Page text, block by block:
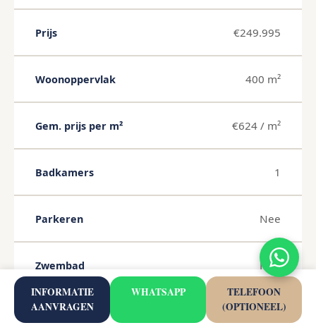
Prijs €249.995
Woonoppervlak 400 m²
Gem. prijs per m² €624 / m²
Badkamers 1
Parkeren Nee
Zwembad Nee
Tuin Nee
INFORMATIE
AANVRAGEN
WHATSAPP
TELEFOON
(OPTIONEEL)